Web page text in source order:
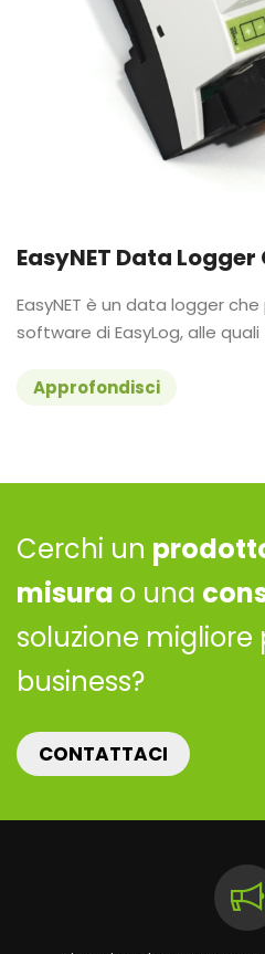
EasyNET Data Logger
EasyNET è un data logger
software di EasyLog, alle quali
Approfondisci
Cerchi un
misura o una
soluzione migliore
business?
CONTATTACI